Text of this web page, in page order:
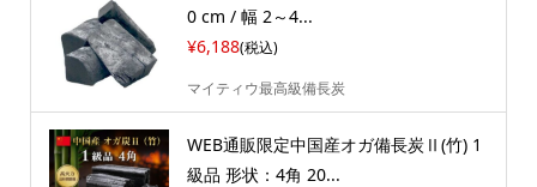
0 cm / 幅 2～4...
¥6,188(税込)
マイティウ最高級備長炭
WEB通販限定中国産オガ備長炭Ⅱ(竹) 1
級品 形状：4角 20...